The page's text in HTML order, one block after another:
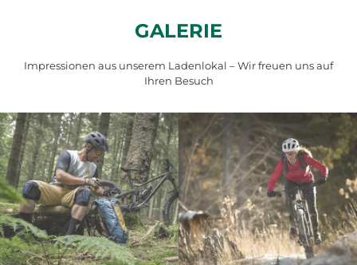
GALERIE
Impressionen aus unserem Ladenlokal – Wir freuen uns auf
Ihren Besuch